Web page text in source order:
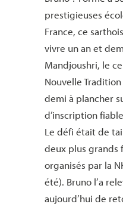
prestigieuses
France, ce
vivre un an et
Mandjoushri, le
Nouvelle
demi à plancher
d’inscription
Le défi était de
deux plus grands
organisés par la
été). Bruno l’a
aujourd’hui de